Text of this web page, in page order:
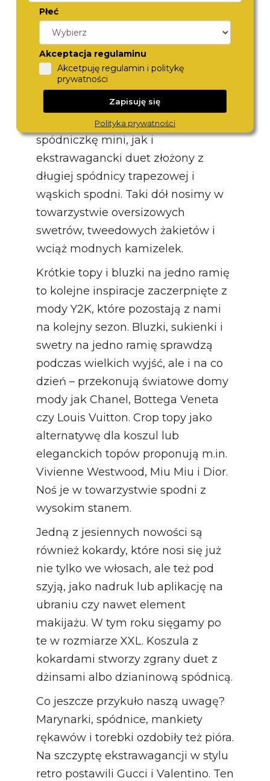
się z tłumu. Wśród najgorętszych
trendów sezonu znalazła się np.
spódnica zakładana na spodnie. Ten
popularny w latach 2000 trend
powraca do streetstyle'owych
kolekcji. Domy mody proponują
zarówno zakładaną na spodnie
spódniczkę mini, jak i
ekstrawagancki duet złożony z
długiej spódnicy trapezowej i
wąskich spodni. Taki dół nosimy w
towarzystwie oversizowych
swetrów, tweedowych żakietów i
wciąż modnych kamizelek.
Krótkie topy i bluzki na jedno ramię
to kolejne inspiracje zaczerpnięte z
mody Y2K, które pozostają z nami
na kolejny sezon. Bluzki, sukienki i
swetry na jedno ramię sprawdzą
podczas wielkich wyjść, ale i na co
dzień – przekonują światowe domy
mody jak Chanel, Bottega Veneta
czy Louis Vuitton. Crop topy jako
alternatywę dla koszul lub
eleganckich topów proponują m.in.
Vivienne Westwood, Miu Miu i Dior.
Noś je w towarzystwie spodni z
wysokim stanem.
Jedną z jesiennych nowości są
również kokardy, które nosi się już
nie tylko we włosach, ale też pod
szyją, jako nadruk lub aplikację na
ubraniu czy nawet element
makijażu. W tym roku sięgamy po
te w rozmiarze XXL. Koszula z
kokardami stworzy zgrany duet z
dżinsami albo dzianinową spódnicą.
Co jeszcze przykuło naszą uwagę?
Marynarki, spódnice, mankiety
rękawów i torebki ozdobiły też pióra.
Na szczyptę ekstrawagancji w stylu
retro postawili Gucci i Valentino. Ten
Płeć
Akceptacja regulaminu
Akcetpuję regulamin i politykę
prywatności
Zapisuję się
Polityka prywatności